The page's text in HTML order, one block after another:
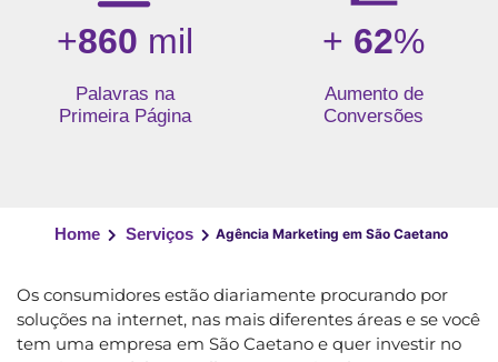
+860 mil
Palavras na
Primeira Página
+ 62%
Aumento de
Conversões
Home Serviços Agência Marketing em São Caetano
Os consumidores estão diariamente procurando por
soluções na internet, nas mais diferentes áreas e se você
tem uma empresa em São Caetano e quer investir no